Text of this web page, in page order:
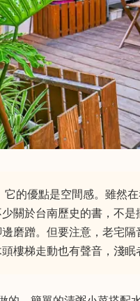
它的優點是空間感。雖然
關於台南歷史的書，不
磨蹭。但要注意，老宅
樓梯走動也有聲音，淺眠